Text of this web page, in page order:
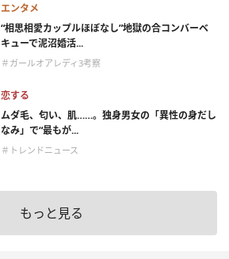
エンタメ
“相思相愛カップルほぼなし”地獄の合コンバーベ
キューで泥沼婚活...
＃ガールオアレディ3考察
恋する
ムダ毛、匂い、肌……。独身男女の「異性の身だし
なみ」で“最もが...
＃トレンドニュース
もっと見る